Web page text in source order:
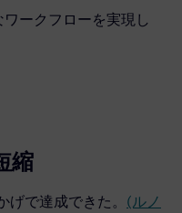
ークフローを実現し
縮
げで達成できた。 (ルノ